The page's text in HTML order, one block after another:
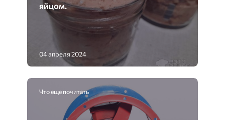
яйцом.
04 апреля 2024
Что еще почитать